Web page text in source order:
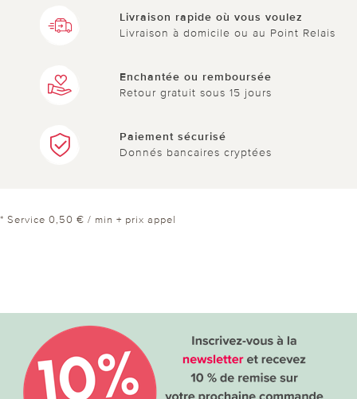
Livraison rapide où vous voulez
Livraison à domicile ou au Point Relais
Enchantée ou remboursée
Retour gratuit sous 15 jours
Paiement sécurisé
Donnés bancaires cryptées
* Service 0,50 € / min + prix appel